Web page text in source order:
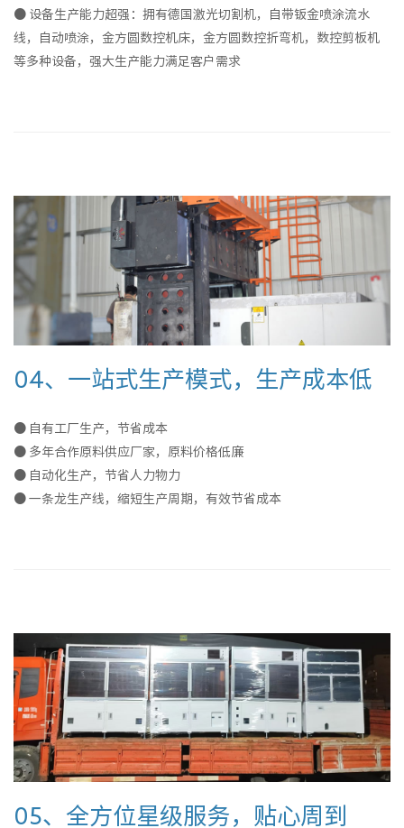
● 设备生产能力超强：拥有德国激光切割机，自带钣金喷涂流水
线，自动喷涂，金方圆数控机床，金方圆数控折弯机，数控剪板机
等多种设备，强大生产能力满足客户需求
04、一站式生产模式，生产成本低
● 自有工厂生产，节省成本
● 多年合作原料供应厂家，原料价格低廉
● 自动化生产，节省人力物力
● 一条龙生产线，缩短生产周期，有效节省成本
05、全方位星级服务，贴心周到